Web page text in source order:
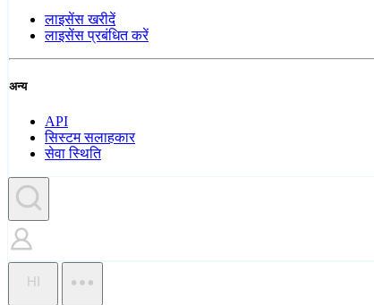
लाइसेंस खरीदें
लाइसेंस प्रबंधित करें
अन्य
API
सिस्टम सलाहकार
सेवा स्थिति
HI